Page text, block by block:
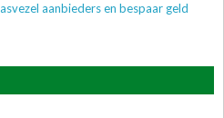
aanbieders en bespaar geld